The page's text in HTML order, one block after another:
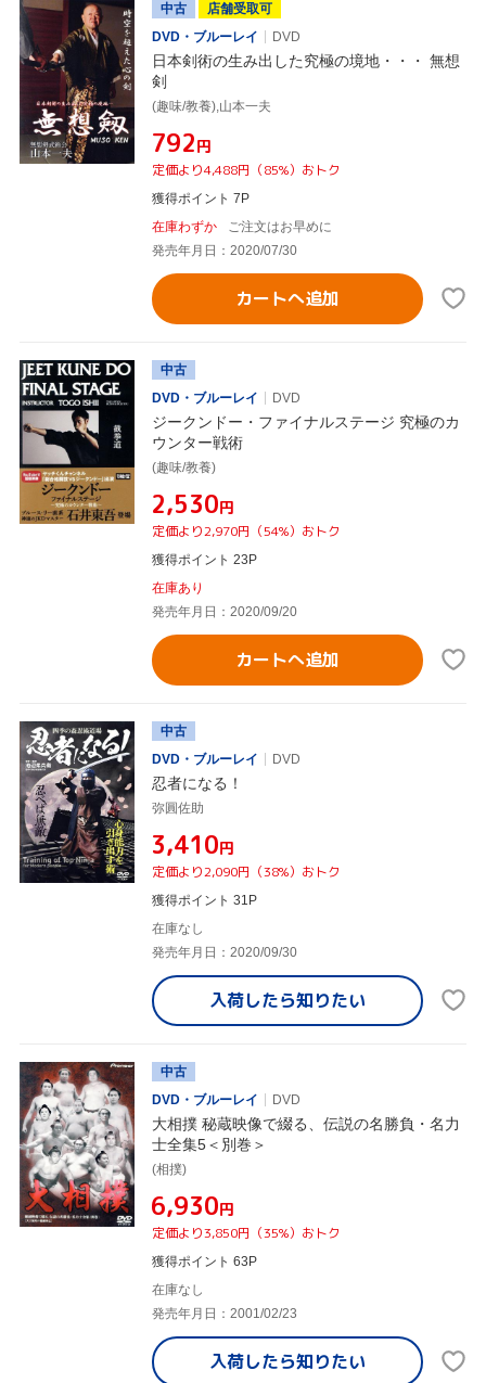
中古
店舗受取可
DVD・ブルーレイ
DVD
日本剣術の生み出した究極の境地・・・ 無想
剣
(趣味/教養),山本一夫
¥792円
定価より4,488円（85%）おトク
獲得ポイント 7P
在庫わずか
ご注文はお早めに
発売年月日：2020/07/30
カートへ追加
中古
DVD・ブルーレイ
DVD
ジークンドー・ファイナルステージ 究極のカ
ウンター戦術
(趣味/教養)
¥2,530円
定価より2,970円（54%）おトク
獲得ポイント 23P
在庫あり
発売年月日：2020/09/20
カートへ追加
中古
DVD・ブルーレイ
DVD
忍者になる！
弥圓佐助
¥3,410円
定価より2,090円（38%）おトク
獲得ポイント 31P
在庫なし
発売年月日：2020/09/30
入荷したら知りたい
中古
DVD・ブルーレイ
DVD
大相撲 秘蔵映像で綴る、伝説の名勝負・名力
士全集5＜別巻＞
(相撲)
¥6,930円
定価より3,850円（35%）おトク
獲得ポイント 63P
在庫なし
発売年月日：2001/02/23
入荷したら知りたい